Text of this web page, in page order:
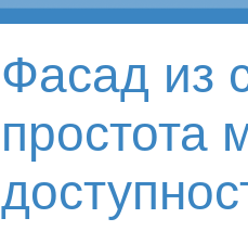
Фасад из
простота